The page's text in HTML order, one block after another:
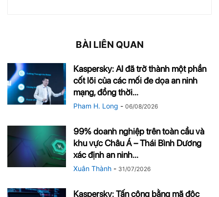
BÀI LIÊN QUAN
Kaspersky: AI đã trở thành một phần
cốt lõi của các mối đe dọa an ninh
mạng, đồng thời...
Pham H. Long - 06/08/2026
99% doanh nghiệp trên toàn cầu và
khu vực Châu Á – Thái Bình Dương
xác định an ninh...
Xuân Thành - 31/07/2026
Kaspersky: Tấn công bằng mã độc